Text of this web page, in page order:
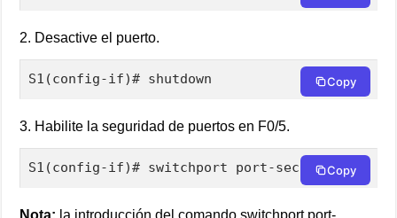
2. Desactive el puerto.
S1(config-if)# shutdown Copy
3. Habilite la seguridad de puertos en F0/5.
S1(config-if)# switchport port-securityCopy
Nota: la introducción del comando switchport port-